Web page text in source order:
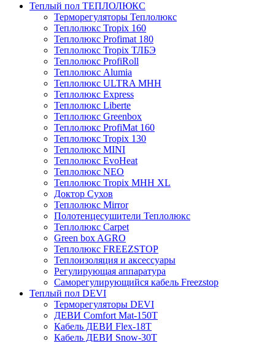
Теплый пол ТЕПЛОЛЮКС
Терморегуляторы Теплолюкс
Теплолюкс Tropix 160
Теплолюкс Profimat 180
Теплолюкс Tropix ТЛБЭ
Теплолюкс ProfiRoll
Теплолюкс Alumia
Теплолюкс ULTRA МНН
Теплолюкс Express
Теплолюкс Liberte
Теплолюкс Greenbox
Теплолюкс ProfiMat 160
Теплолюкс Tropix 130
Теплолюкс MINI
Теплолюкс EvoHeat
Теплолюкс NEO
Теплолюкс Tropix МНН XL
Доктор Сухов
Теплолюкс Mirror
Полотенцесушители Теплолюкс
Теплолюкс Carpet
Green box AGRO
Теплолюкс FREEZSTOP
Теплоизоляция и аксессуары
Регулирующая аппаратура
Cаморегулирующийся кабель Freezstop
Теплый пол DEVI
Терморегуляторы DEVI
ДЕВИ Comfort Mat-150T
Кабель ДЕВИ Flex-18T
Кабель ДЕВИ Snow-30T